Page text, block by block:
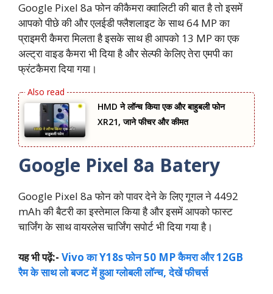
Google Pixel 8a फोन कीकैमरा क्वालिटी की बात है तो इसमें
आपको पीछे की और एलईडी फ्लैशलाइट के साथ 64 MP का
प्राइमरी कैमरा मिलता है इसके साथ ही आपको 13 MP का एक
अल्ट्रा वाइड कैमरा भी दिया है और सेल्फी केलिए तेरा एमपी का
फ्रंटकैमरा दिया गया।
HMD ने लॉन्च किया एक और बाहुबली फोन
XR21, जाने फीचर और कीमत
Google Pixel 8a Batery
Google Pixel 8a फोन को पावर देने के लिए गूगल ने 4492
mAh की बैटरी का इस्तेमाल किया है और इसमें आपको फास्ट
चार्जिंग के साथ वायरलेस चार्जिंग सपोर्ट भी दिया गया है।
यह भी पढ़ें:- Vivo का Y18s फोन 50 MP कैमरा और 12GB
रैम के साथ लो बजट में हुआ ग्लोबली लॉन्च, देखें फीचर्स